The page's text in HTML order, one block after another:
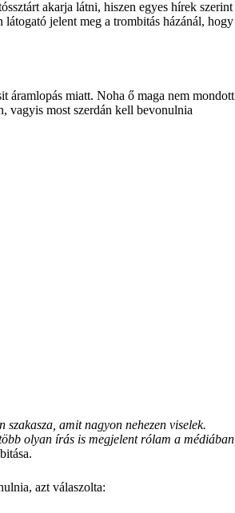
akarja látni, hiszen egyes hírek szerint
jelent meg a trombitás házánál, hogy
áramlopás miatt. Noha ő maga nem mondott
vagyis most szerdán kell bevonulnia
szakasza, amit nagyon nehezen viselek.
olyan írás is megjelent rólam a médiában,
azt válaszolta: